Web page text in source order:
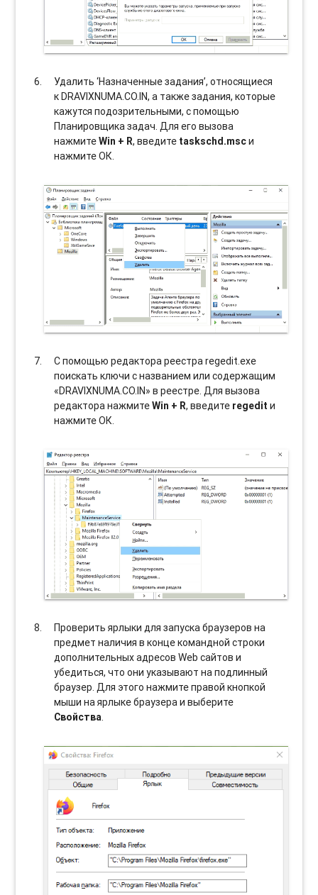
Удалить ‘Назначенные задания’, относящиеся
к DRAVIXNUMA.CO.IN, а также задания, которые
кажутся подозрительными, с помощью
Планировщика задач. Для его вызова
нажмитеWin + R, введите taskschd.mscи
нажмите ОК.
С помощью редактора реестра regedit.exe
поискать ключи с названием или содержащим
«DRAVIXNUMA.CO.IN» в реестре. Для вызова
редактора нажмитеWin + R, введите regedit и
нажмите ОК.
Проверить ярлыки для запуска браузеров на
предмет наличия в конце командной строки
дополнительных адресов Web сайтов и
убедиться, что они указывают на подлинный
браузер. Для этого нажмите правой кнопкой
мыши на ярлыке браузера и выберите
Свойства.